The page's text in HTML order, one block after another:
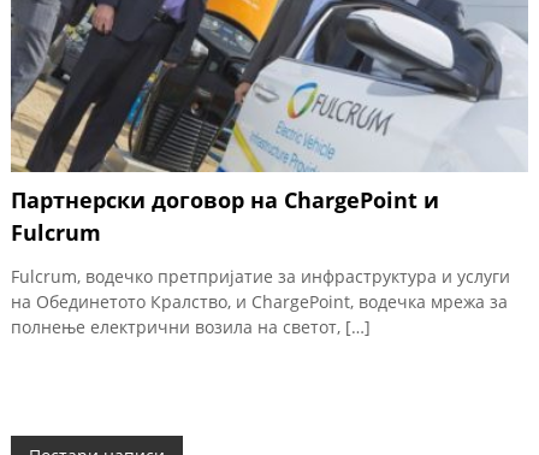
Партнерски договор на ChargePoint и
Fulcrum
Fulcrum, водечко претпријатие за инфраструктура и услуги
на Обединетото Кралство, и ChargePoint, водечка мрежа за
полнење електрични возила на светот, […]